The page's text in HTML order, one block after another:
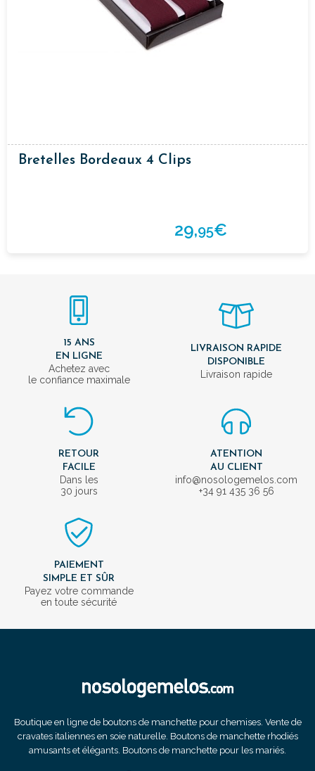
Bretelles Bordeaux 4 Clips
29,95€
15 ANS
EN LIGNE
Achetez avec
le confiance maximale
LIVRAISON RAPIDE
DISPONIBLE
Livraison rapide
RETOUR
FACILE
Dans les
30 jours
ATENTION
AU CLIENT
info@nosologemelos.com
+34 91 435 36 56
PAIEMENT
SIMPLE ET SÛR
Payez votre commande
en toute sécurité
Boutique en ligne de boutons de manchette pour chemises. Vente de
cravates italiennes en soie naturelle. Boutons de manchette rhodiés
amusants et élégants. Boutons de manchette pour les mariés.